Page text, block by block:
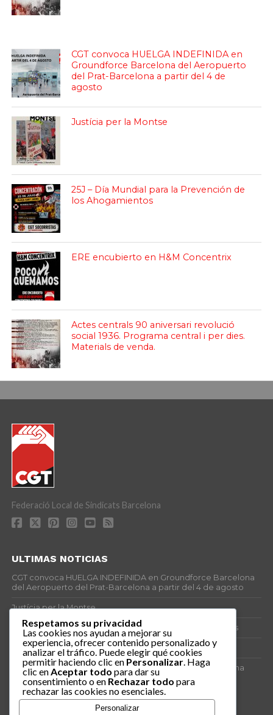
CGT convoca HUELGA INDEFINIDA en
Groundforce Barcelona del Aeropuerto
del Prat-Barcelona a partir del 4 de
agosto
Justícia per la Montse
25J – Día Mundial para la Prevención de
los Ahogamientos
ERE encubierto en H&M Concentrix
Actes centrals 90 aniversari revolució
social 1936. Programa central i per dies.
Materials de venda.
Federació Local de Sindicats Barcelona
ULTIMAS NOTICIAS
CGT convoca HUELGA INDEFINIDA en Groundforce Barcelona
del Aeropuerto del Prat-Barcelona a partir del 4 de agosto
Justícia per la Montse
25J – Día Mundial para la Prevención de los Ahogamientos
ERE encubierto en H&M Concentrix
Actes centrals 90 aniversari revolució social 1936. Programa
central i per dies. Materials de venda.
Respetamos su privacidad
Las cookies nos ayudan a mejorar su
experiencia, ofrecer contenido personalizado y
analizar el tráfico. Puede elegir qué cookies
permitir haciendo clic en Personalizar . Haga
clic en Aceptar todo para dar su
consentimiento o en Rechazar todo para
rechazar las cookies no esenciales.
Personalizar